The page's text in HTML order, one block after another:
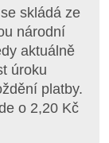
skládá ze
národní
aktuálně
úroku
platby.
o 2,20 Kč